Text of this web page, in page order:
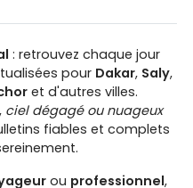
: retrouvez chaque jour
pour Dakar, Saly,
et d'autres villes.
, ciel dégagé ou nuageux
fiables et complets
ou professionnel,